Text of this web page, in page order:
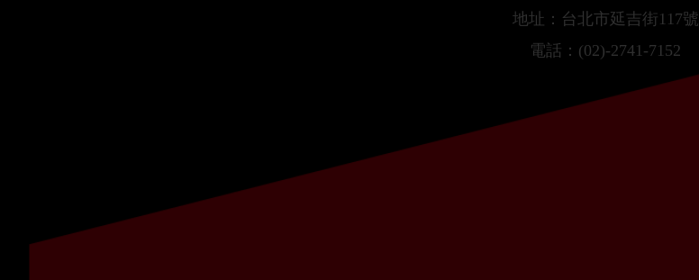
地址：台北市延吉街117號
電話：(02)-2741-7152